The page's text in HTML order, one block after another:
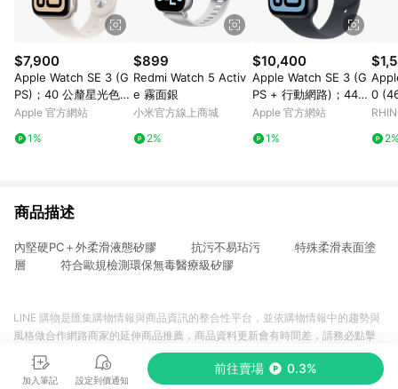
$7,900
Apple Watch SE 3 (G
PS)；40 公釐星光色鋁
金屬錶殼；星光色運動
Apple 官方網站
1%
$899
Redmi Watch 5 Activ
e 霧面銀
小米官方線上商城
2%
$10,400
Apple Watch SE 3 (G
PS + 行動網路)；44
公釐午夜色鋁金屬錶
- S/M
Apple 官方網站
1%
0
h 專
商品描述
內堅硬PC＋外柔滑液態矽膠 抗污不易玷污 特殊柔滑表面塗
層 符合歐規檢測環保無毒醫療級矽膠
加入筆記 設定到價通知
前往賣場 0.3%
LINE 購物是匯集購物情報與商品資訊的整合性平台，並依購物情報中的趨勢與
風格做合作網路商家的延伸商品推薦，商品資料更新會有時間差，請務必點擊
商品至各合作網路商家，確認現售價與購物條件，一切資訊以合作廠商網頁為
準。